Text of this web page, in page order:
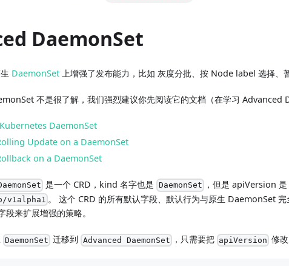
DaemonSet
DaemonSet 上增强了发布能力，比如 灰度分批、按 Node label 选择、
不是很了解，我们强烈建议你先阅读它的文档（在学习 Advanced
DaemonSet
Update on a DaemonSet
on a DaemonSet
是一个 CRD，kind 名字也是 DaemonSet ，但是 apiVersion 是
v1alpha1 。 这个 CRD 的所有默认字段、默认行为与原生 DaemonSet
来扩展增强的策略。
DaemonSet 迁移到 Advanced DaemonSet ，只需要把 apiVersion 修